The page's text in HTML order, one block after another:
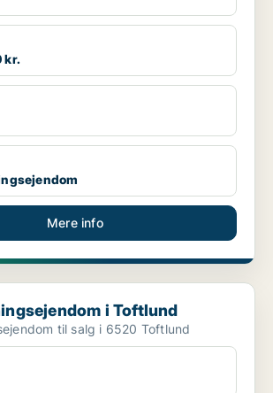
kr.
Mere info
i Toftlund
i Toftlund
til salg i 6520 Toftlund